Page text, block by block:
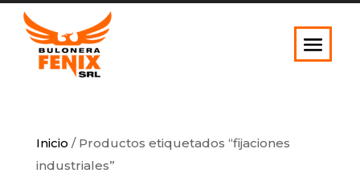
Inicio / Productos etiquetados “fijaciones
industriales”